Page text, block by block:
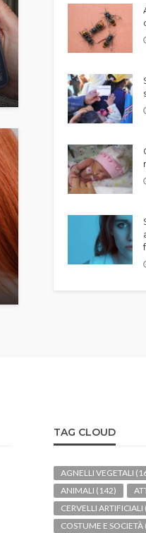
TAG CLOUD
AGNELLI VEGETALI
ANIMALI (142)
CERVELLI ARTIFICIALI
COSTUME E SOCIETÀ